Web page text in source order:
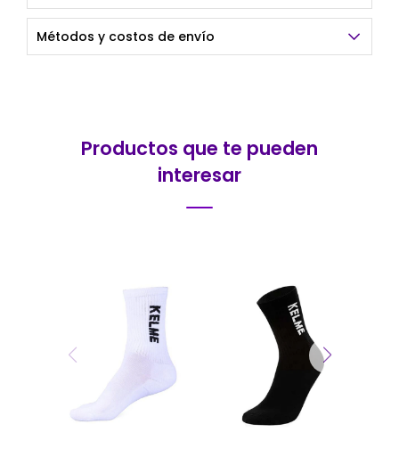
Métodos y costos de envío
Productos que te pueden
interesar